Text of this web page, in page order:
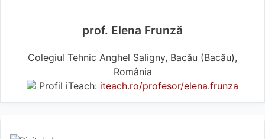
prof. Elena Frunză
Colegiul Tehnic Anghel Saligny, Bacău (Bacău),
România
Profil iTeach: iteach.ro/profesor/elena.frunza